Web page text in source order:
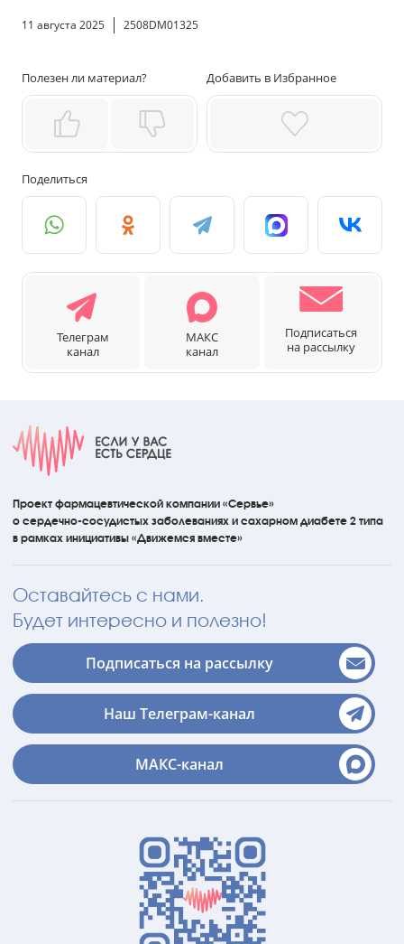
11 августа 2025 2508DM01325
Полезен ли материал? Добавить в Избранное
Поделиться
Телеграм
канал
МАКС
канал
Подписаться
на рассылку
Проект фармацевтической компании «Сервье»
о сердечно-сосудистых заболеваниях и сахарном диабете 2 типа
в рамках инициативы «Движемся вместе»
Оставайтесь с нами.
Будет интересно и полезно!
Подписаться на рассылку
Наш Телеграм-канал
МАКС-канал